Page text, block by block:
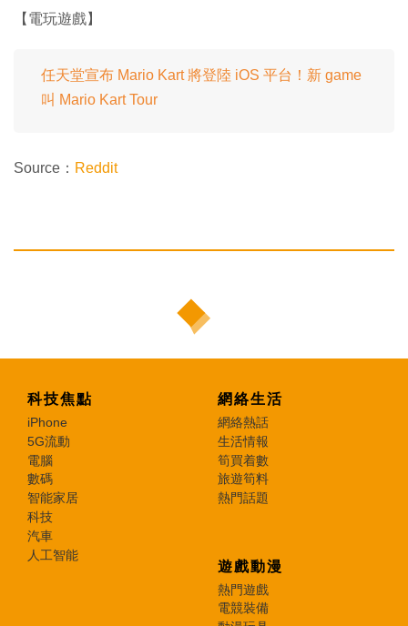
【電玩遊戲】
任天堂宣布 Mario Kart 將登陸 iOS 平台！新 game
叫 Mario Kart Tour
Source： Reddit
科技焦點
iPhone
5G流動
電腦
數碼
智能家居
科技
汽車
人工智能
網絡生活
網絡熱話
生活情報
筍買着數
旅遊筍料
熱門話題
遊戲動漫
熱門遊戲
電競裝備